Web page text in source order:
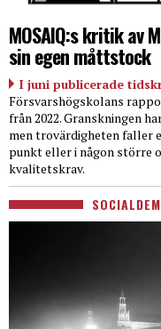
MOSAIQ:s kritik av
sin egen måttstock
I juni publicerade
Försvarshögskolans
från 2022. Granskningen
men trovärdigheten faller
punkt eller i någon större
kvalitetskrav.